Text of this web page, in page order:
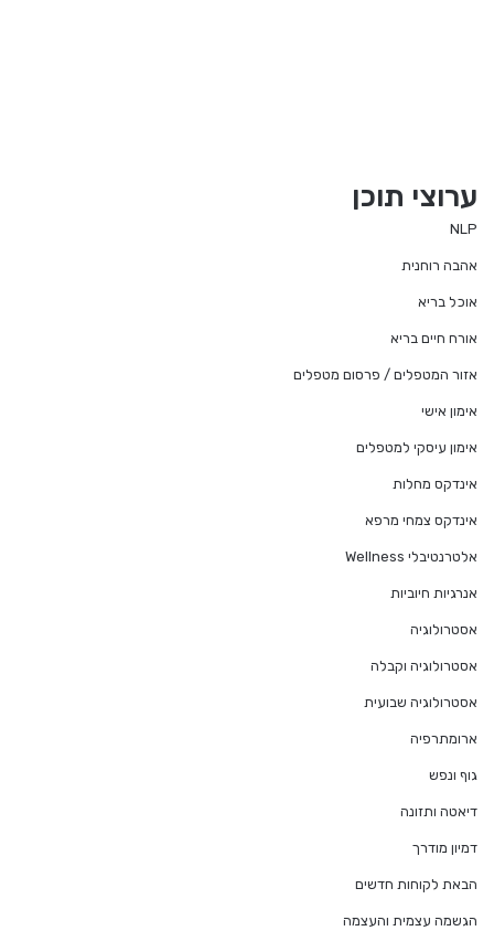
ערוצי תוכן
NLP
אהבה רוחנית
אוכל בריא
אורח חיים בריא
אזור המטפלים / פרסום מטפלים
אימון אישי
אימון עיסקי למטפלים
אינדקס מחלות
אינדקס צמחי מרפא
אלטרנטיבלי Wellness
אנרגיות חיוביות
אסטרולוגיה
אסטרולוגיה וקבלה
אסטרולוגיה שבועית
ארומתרפיה
גוף ונפש
דיאטה ותזונה
דמיון מודרך
הבאת לקוחות חדשים
הגשמה עצמית והעצמה